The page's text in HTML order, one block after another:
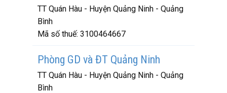
TT Quán Hàu - Huyện Quảng Ninh - Quảng
Bình
Mã số thuế: 3100464667
Phòng GD và ĐT Quảng Ninh
TT Quán Hàu - Huyện Quảng Ninh - Quảng
Bình